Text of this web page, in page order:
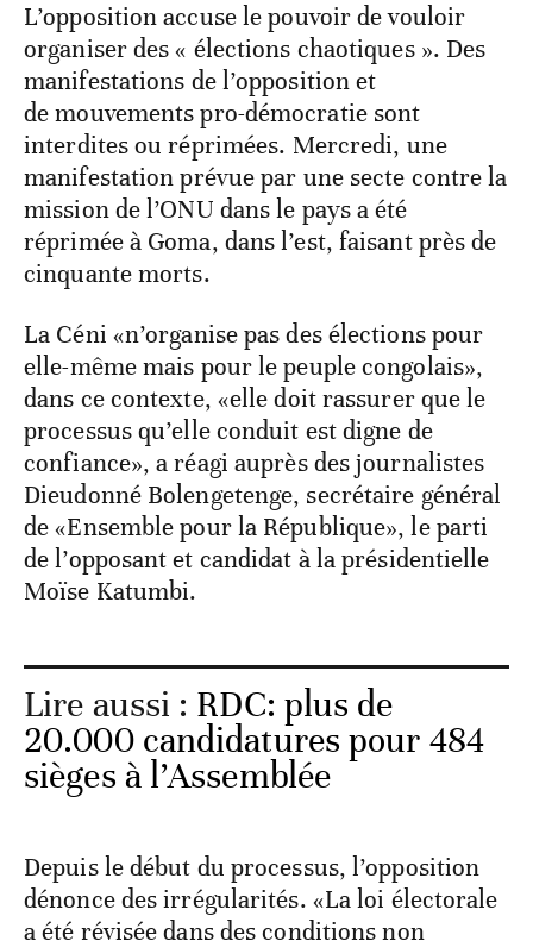
L’opposition accuse le pouvoir de vouloir
organiser des « élections chaotiques ». Des
manifestations de l’opposition et
de mouvements pro-démocratie sont
interdites ou réprimées. Mercredi, une
manifestation prévue par une secte contre la
mission de l’ONU dans le pays a été
réprimée à Goma, dans l’est, faisant près de
cinquante morts.
La Céni «n’organise pas des élections pour
elle-même mais pour le peuple congolais»,
dans ce contexte, «elle doit rassurer que le
processus qu’elle conduit est digne de
confiance», a réagi auprès des journalistes
Dieudonné Bolengetenge, secrétaire général
de «Ensemble pour la République», le parti
de l’opposant et candidat à la présidentielle
Moïse Katumbi.
Lire aussi : RDC: plus de
20.000 candidatures pour 484
sièges à l’Assemblée
Depuis le début du processus, l’opposition
dénonce des irrégularités. «La loi électorale
a été révisée dans des conditions non